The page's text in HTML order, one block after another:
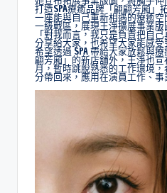
打造SPA療癒品牌「翩翩芳廂」
一座能與自己重新相遇的療癒
一級戰區，展現王淨擴展事業
「對我而言，我只是負責把自
分享給大家，也希望大家能感
希望透過 SPA 帶給大家放鬆與
翩芳廂」的新店舖外，王淨也
月，暫時跳脫熟悉的工作環境
分帶回來，應用在演員工作、